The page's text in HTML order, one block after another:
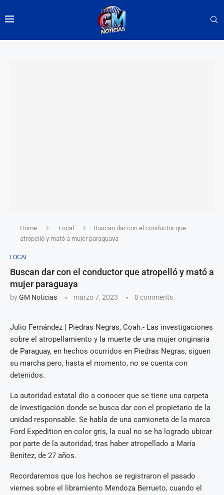
Home Local
Buscan dar con el conductor que
atropelló y mató a mujer paraguaya
LOCAL
Buscan dar con el conductor que atropelló y mató a
mujer paraguaya
byGM Noticias marzo 7, 2023 0 comments
Julio Fernández | Piedras Negras, Coah.- Las investigaciones
sobre el atropellamiento y la muerte de una mujer originaria
de Paraguay, en hechos ocurridos en Piedras Negras, siguen
su marcha pero, hasta el momento, no se cuenta con
detenidos.
La autoridad estatal dio a conocer que se tiene una carpeta
de investigación donde se busca dar con el propietario de la
unidad responsable. Se habla de una camioneta de la marca
Ford Expedition en color gris, la cual no se ha logrado ubicar
por parte de la autoridad, tras haber atropellado a María
Benítez, de 27 años.
Recordaremos que los hechos se registraron el pasado
viernes sobre el libramiento Mendoza Berrueto, cuando el